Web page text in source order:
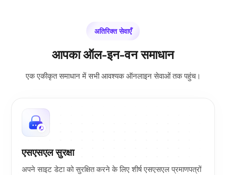
अतिरिक्त सेवाएँ
आपका ऑल-इन-वन समाधान
एक एकीकृत समाधान में सभी आवश्यक ऑनलाइन सेवाओं तक पहुंच।
एसएसएल सुरक्षा
अपने साइट डेटा को सुरक्षित करने के लिए शीर्ष एसएसएल प्रमाणपत्रों